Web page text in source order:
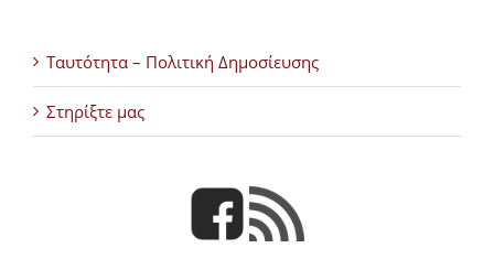
Ταυτότητα – Πολιτική Δημοσίευσης
Στηρίξτε μας